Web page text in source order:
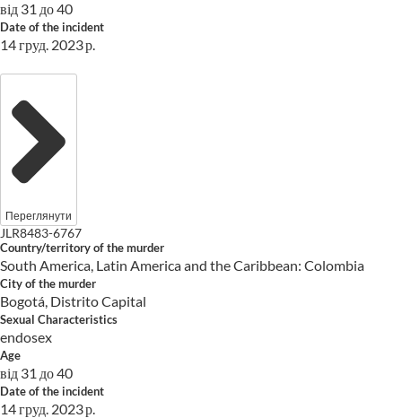
від 31 до 40
Date of the incident
14 груд. 2023 р.
Переглянути
JLR8483-6767
Country/territory of the murder
South America, Latin America and the Caribbean: Colombia
City of the murder
Bogotá, Distrito Capital
Sexual Characteristics
endosex
Age
від 31 до 40
Date of the incident
14 груд. 2023 р.